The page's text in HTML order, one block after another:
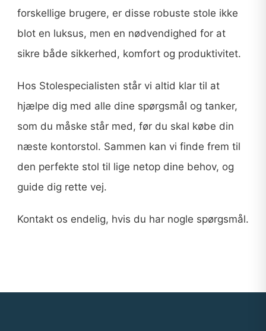
forskellige brugere, er disse robuste stole ikke
blot en luksus, men en nødvendighed for at
sikre både sikkerhed, komfort og produktivitet.
Hos Stolespecialisten står vi altid klar til at
hjælpe dig med alle dine spørgsmål og tanker,
som du måske står med, før du skal købe din
næste kontorstol. Sammen kan vi finde frem til
den perfekte stol til lige netop dine behov, og
guide dig rette vej.
Kontakt os endelig, hvis du har nogle spørgsmål.